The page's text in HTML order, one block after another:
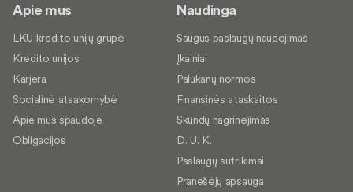
Apie mus
LKU kredito unijų grupė
Kredito unijos
Karjera
Socialinė atsakomybė
Apie mus spaudoje
Obligacijos
Naudinga
Saugus paslaugų naudojimas
Įkainiai
Palūkanų normos
Finansinės ataskaitos
Skundų nagrinėjimas
D. U. K.
Paslaugų sutrikimai
Pranešėjų apsauga